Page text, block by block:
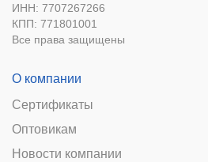
ИНН: 7707267266
КПП: 771801001
Все права защищены
О компании
Сертификаты
Оптовикам
Новости компании